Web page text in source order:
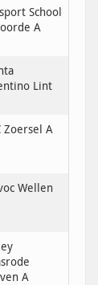
School
A
Lint
Zoersel A
Wellen
A